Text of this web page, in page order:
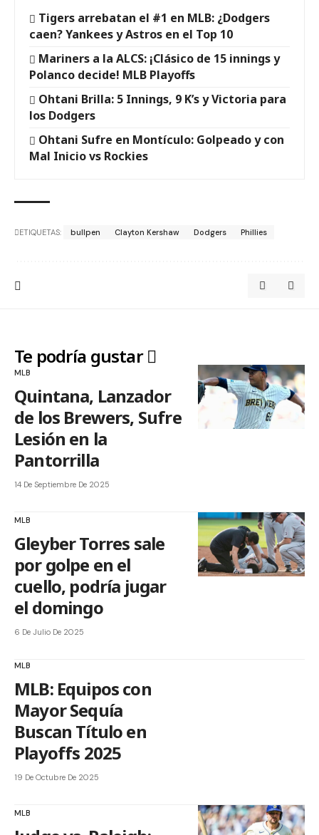
Tigers arrebatan el #1 en MLB: ¿Dodgers
caen? Yankees y Astros en el Top 10
Mariners a la ALCS: ¡Clásico de 15 innings y
Polanco decide! MLB Playoffs
Ohtani Brilla: 5 Innings, 9 K’s y Victoria para
los Dodgers
Ohtani Sufre en Montículo: Golpeado y con
Mal Inicio vs Rockies
ETIQUETAS: bullpen Clayton Kershaw Dodgers Phillies
Te podría gustar
MLB
Quintana, Lanzador
de los Brewers, Sufre
Lesión en la
Pantorrilla
14 De Septiembre De 2025
MLB
Gleyber Torres sale
por golpe en el
cuello, podría jugar
el domingo
6 De Julio De 2025
MLB
MLB: Equipos con
Mayor Sequía
Buscan Título en
Playoffs 2025
19 De Octubre De 2025
MLB